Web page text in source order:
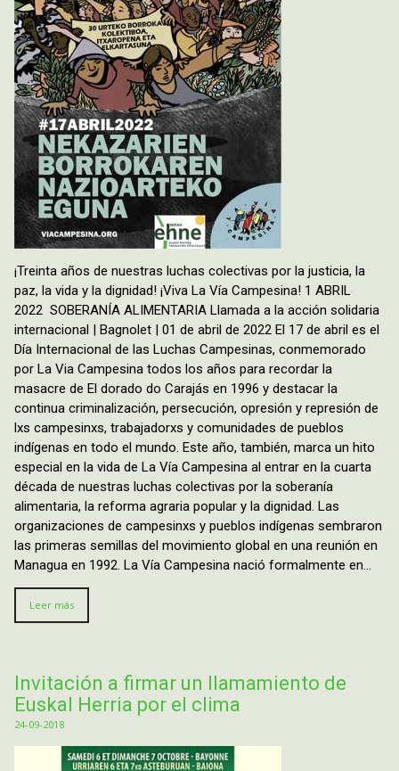
¡Treinta años de nuestras luchas colectivas por la justicia, la
paz, la vida y la dignidad! ¡Viva La Vía Campesina! 1 ABRIL
2022 SOBERANÍA ALIMENTARIA Llamada a la acción solidaria
internacional | Bagnolet | 01 de abril de 2022 El 17 de abril es el
Día Internacional de las Luchas Campesinas, conmemorado
por La Via Campesina todos los años para recordar la
masacre de El dorado do Carajás en 1996 y destacar la
continua criminalización, persecución, opresión y represión de
lxs campesinxs, trabajadorxs y comunidades de pueblos
indígenas en todo el mundo. Este año, también, marca un hito
especial en la vida de La Vía Campesina al entrar en la cuarta
década de nuestras luchas colectivas por la soberanía
alimentaria, la reforma agraria popular y la dignidad. Las
organizaciones de campesinxs y pueblos indígenas sembraron
las primeras semillas del movimiento global en una reunión en
Managua en 1992. La Vía Campesina nació formalmente en…
Leer más
Invitación a firmar un llamamiento de
Euskal Herria por el clima
24-09-2018